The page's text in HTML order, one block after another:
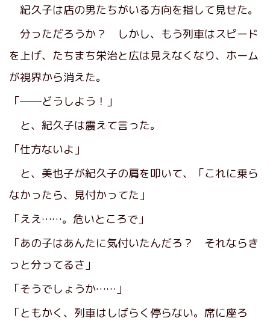
紀久子は店の男たちがいる方向を指して見せた。
分っただろうか？ しかし、もう列車はスピード
を上げ、たちまち栄治と広は見えなくなり、ホーム
が視界から消えた。
「──どうしよう！」
と、紀久子は震えて言った。
「仕方ないよ」
と、美也子が紀久子の肩を叩いて、「これに乗ら
なかったら、見付かってた」
「ええ……。危いところで」
「あの子はあんたに気付いたんだろ？ それならき
っと分ってるさ」
「そうでしょうか……」
「ともかく、列車はしばらく停らない。席に座ろ